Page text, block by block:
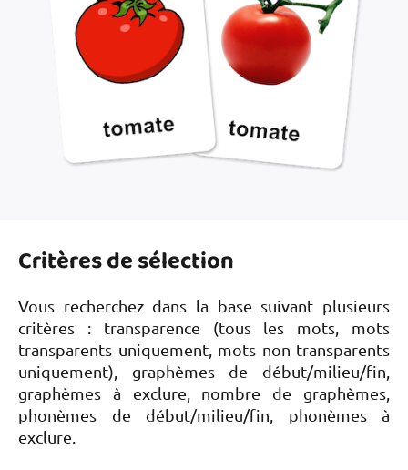
Critères de sélection
Vous recherchez dans la base suivant plusieurs
critères : transparence (tous les mots, mots
transparents uniquement, mots non transparents
uniquement), graphèmes de début/milieu/fin,
graphèmes à exclure, nombre de graphèmes,
phonèmes de début/milieu/fin, phonèmes à
exclure.